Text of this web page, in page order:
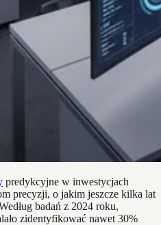
predykcyjne w inwestycjach
precyzji, o jakim jeszcze kilka lat
badań z 2024 roku,
zidentyfikować nawet 30%